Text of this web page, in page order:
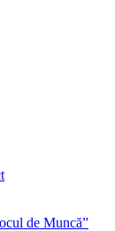
de Muncă”